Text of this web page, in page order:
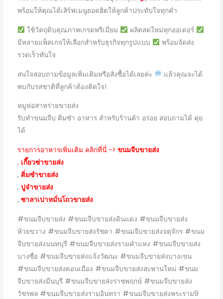
พร้อมให้คุณได้เสิร์ฟเมนูยอดฮิตให้ลูกค้าประทับใจทุกคำ
ใช้วัตถุดิบคุณภาพเกรดพรีเมี่ยม
ผลิตสดใหม่ทุกออเดอร์
มีหลายแพ็คเกจให้เลือกสำหรับธุรกิจทุกรูปแบบ
พร้อมจัดส่ง
รวดเร็วทันใจ
สนใจสอบถามข้อมูลเพิ่มเติมหรือสั่งซื้อได้เลยค่ะ
แล้วคุณจะได้
พบกับรสชาติที่ลูกค้าต้องติดใจ!
หมูห่อสาหร่ายขายส่ง
รับทำขนมจีบ ติ่มซำ อาหาร สำหรับร้านค้า อร่อย สอบถามได้ คุย
ได้
รายการอาหารเพิ่มเติม คลิกที่นี่ -> ขนมจีบขายส่ง
, เกี๊ยวซ่าขายส่ง
, ติ่มซำขายส่ง
, ปูจ๋าขายส่ง
, ซาลาเปาหมั่นโถวขายส่ง
#ขนมจีบขายส่ง #ขนมจีบขายส่งดินแดง #ขนมจีบขายส่ง
ห้วยขวาง #ขนมจีบขายส่งรัชดา #ขนมจีบขายส่งจตุจักร #ขนม
จีบขายส่งนนทบุรี #ขนมจีบขายส่งรามคำแหง #ขนมจีบขายส่ง
บางซื่อ #ขนมจีบขายส่งแจ้งวัฒนะ #ขนมจีบขายส่งบางเขน
#ขนมจีบขายส่งดอนเมือง #ขนมจีบขายส่งสะพานใหม่ #ขนม
จีบขายส่งมีนบุรี #ขนมจีบขายส่งราชพฤกษ์ #ขนมจีบขายส่ง
วัชรพล #ขนมจีบขายส่งรามอินทรา #ขนมจีบขายส่งพระราม9